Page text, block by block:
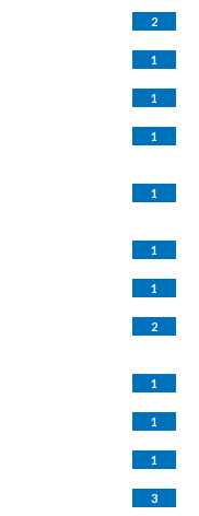
2
1
1
1
1
1
1
2
1
1
1
3